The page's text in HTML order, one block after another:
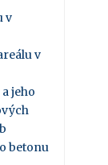
v
v
jeho
betonu